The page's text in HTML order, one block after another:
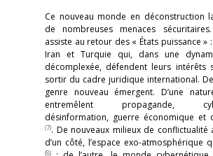
Ce nouveau monde en déconstruction
de nombreuses menaces
assiste au retour des « États puissance »
Iran et Turquie qui, dans une
décomplexée, défendent leurs intérêts
sortir du cadre juridique international.
genre nouveau émergent. D’une
entremêlent propagande,
désinformation, guerre économique et
(7). De nouveaux milieux de conflictualité
d’un côté, l’espace exo-atmosphérique
(8)